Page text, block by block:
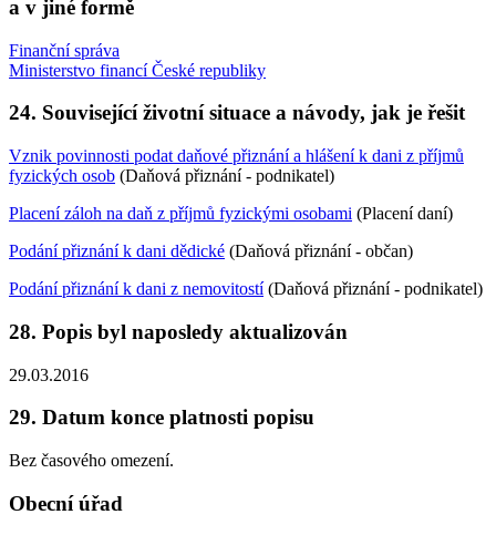
a v jiné formě
Finanční správa
Ministerstvo financí České republiky
24. Související životní situace a návody, jak je řešit
Vznik povinnosti podat daňové přiznání a hlášení k dani z příjmů
fyzických osob (Daňová přiznání - podnikatel)
Placení záloh na daň z příjmů fyzickými osobami (Placení daní)
Podání přiznání k dani dědické (Daňová přiznání - občan)
Podání přiznání k dani z nemovitostí(Daňová přiznání - podnikatel)
28. Popis byl naposledy aktualizován
29.03.2016
29. Datum konce platnosti popisu
Bez časového omezení.
Obecní úřad